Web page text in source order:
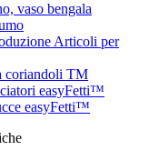
vaso bengala
Articoli per
coriandoli TM
easyFetti™
easyFetti™